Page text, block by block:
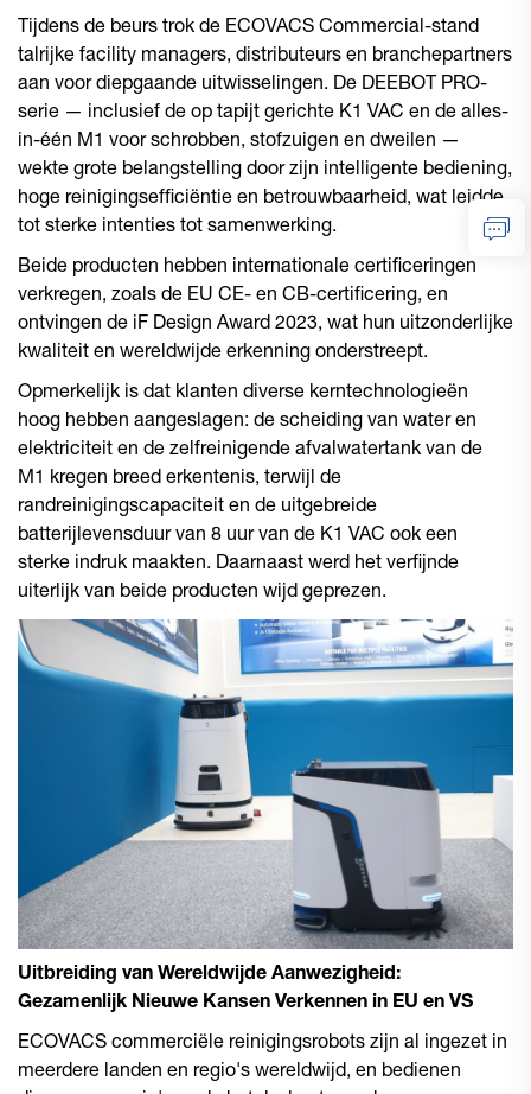
Tijdens de beurs trok de ECOVACS Commercial-stand
talrijke facility managers, distributeurs en branchepartners
aan voor diepgaande uitwisselingen. De DEEBOT PRO-
serie — inclusief de op tapijt gerichte K1 VAC en de alles-
in-één M1 voor schrobben, stofzuigen en dweilen —
wekte grote belangstelling door zijn intelligente bediening,
hoge reinigingsefficiëntie en betrouwbaarheid, wat leidde
tot sterke intenties tot samenwerking.
Beide producten hebben internationale certificeringen
verkregen, zoals de EU CE- en CB-certificering, en
ontvingen de iF Design Award 2023, wat hun uitzonderlijke
kwaliteit en wereldwijde erkenning onderstreept.
Opmerkelijk is dat klanten diverse kerntechnologieën
hoog hebben aangeslagen: de scheiding van water en
elektriciteit en de zelfreinigende afvalwatertank van de
M1 kregen breed erkentenis, terwijl de
randreinigingscapaciteit en de uitgebreide
batterijlevensduur van 8 uur van de K1 VAC ook een
sterke indruk maakten. Daarnaast werd het verfijnde
uiterlijk van beide producten wijd geprezen.
Uitbreiding van Wereldwijde Aanwezigheid:
Gezamenlijk Nieuwe Kansen Verkennen in EU en VS
ECOVACS commerciële reinigingsrobots zijn al ingezet in
meerdere landen en regio's wereldwijd, en bedienen